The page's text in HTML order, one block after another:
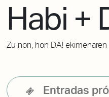
Habi +
Zu non, hon DA! ekimenaren
Entradas